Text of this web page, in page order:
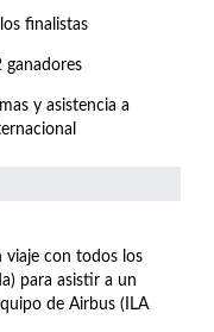
finalistas
ganadores
y asistencia a
viaje con todos los
para asistir a un
de Airbus (ILA